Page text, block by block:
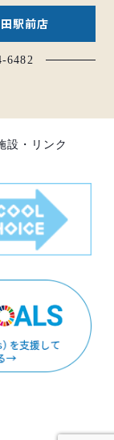
駅前店
6482
設・リンク